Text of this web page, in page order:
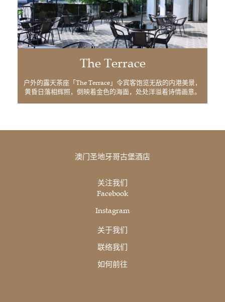
The Terrace
户外的露天茶座「The Terrace」令宾客饱览无敌的内港美景，
黄昏日落相辉照，倒映着金色的海面，处处洋溢着诗情画意。
澳门圣地牙哥古堡酒店
关注我们
Facebook
Instagram
关于我们
联络我们
如何前往